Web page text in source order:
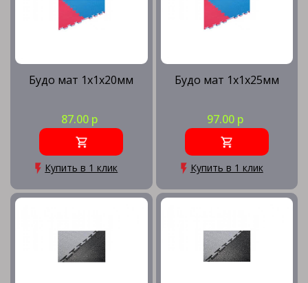
Будо мат 1х1х20мм
87.00 р
Купить в 1 клик
Будо мат 1х1х25мм
97.00 р
Купить в 1 клик